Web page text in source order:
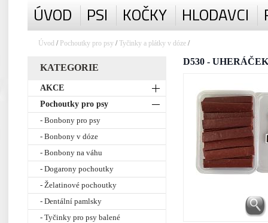
ÚVOD PSI KOČKY HLODAVCI
Úvod / Pochoutky pro psy /Tyčinky a plátky v dóze /
KATEGORIE
AKCE
Pochoutky pro psy
- Bonbony pro psy
- Bonbony v dóze
- Bonbony na váhu
- Dogarony pochoutky
- Želatinové pochoutky
- Dentální pamlsky
- Tyčinky pro psy balené
D530 - UHERÁČEK